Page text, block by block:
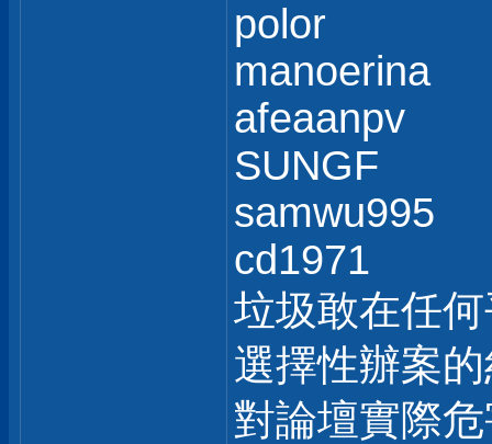
polor
manoerina
afeaanpv
SUNGF
samwu995
cd1971
垃圾敢在任
選擇性辦案
對論壇實際